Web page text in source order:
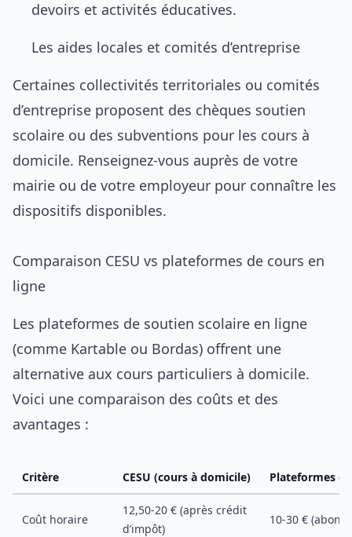
devoirs et activités éducatives.
Les aides locales et comités d’entreprise
Certaines collectivités territoriales ou comités
d’entreprise proposent des chèques soutien
scolaire ou des subventions pour les cours à
domicile. Renseignez-vous auprès de votre
mairie ou de votre employeur pour connaître les
dispositifs disponibles.
Comparaison CESU vs plateformes de cours en
ligne
Les plateformes de soutien scolaire en ligne
(comme Kartable ou Bordas) offrent une
alternative aux cours particuliers à domicile.
Voici une comparaison des coûts et des
avantages :
Critère CESU (cours à domicile) Plateformes
Coût horaire
12,50-20 € (après crédit
d’impôt)
10-30 €